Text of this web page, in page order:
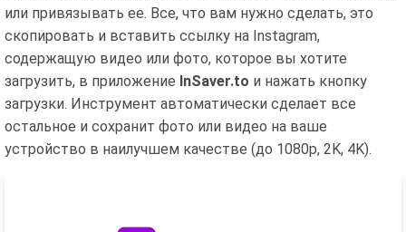
или привязывать ее. Все, что вам нужно сделать, это
скопировать и вставить ссылку на Instagram,
содержащую видео или фото, которое вы хотите
загрузить, в приложение InSaver.to и нажать кнопку
загрузки. Инструмент автоматически сделает все
остальное и сохранит фото или видео на ваше
устройство в наилучшем качестве (до 1080p, 2K, 4K).